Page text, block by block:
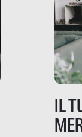
IL